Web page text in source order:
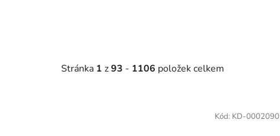
Stránka 1 z93 - 1106 položek celkem
Kód: KD-0002090